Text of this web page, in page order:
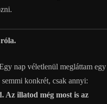
nap véletlenül megláttam egy
konkrét, csak annyi:
Az illatod még most is az